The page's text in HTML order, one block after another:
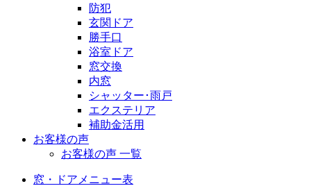
防犯
玄関ドア
勝手口
浴室ドア
窓交換
内窓
シャッター･雨戸
エクステリア
補助金活用
お客様の声
お客様の声 一覧
窓・ドアメニュー表